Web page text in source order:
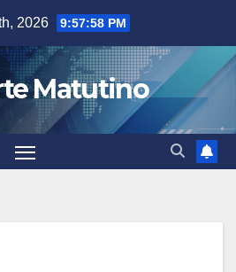
2026 9:58:00 PM
Matutino